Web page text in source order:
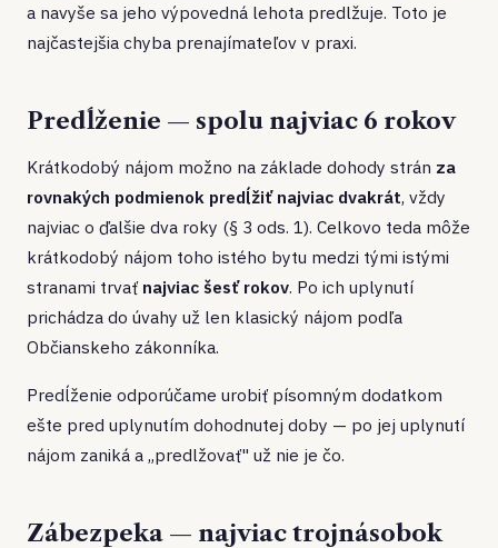
a navyše sa jeho výpovedná lehota predlžuje. Toto je
najčastejšia chyba prenajímateľov v praxi.
Predĺženie — spolu najviac 6 rokov
Krátkodobý nájom možno na základe dohody strán za
rovnakých podmienok predĺžiť najviac dvakrát, vždy
najviac o ďalšie dva roky (§ 3 ods. 1). Celkovo teda môže
krátkodobý nájom toho istého bytu medzi tými istými
stranami trvať najviac šesť rokov. Po ich uplynutí
prichádza do úvahy už len klasický nájom podľa
Občianskeho zákonníka.
Predĺženie odporúčame urobiť písomným dodatkom
ešte pred uplynutím dohodnutej doby — po jej uplynutí
nájom zaniká a „predlžovať" už nie je čo.
Zábezpeka — najviac trojnásobok